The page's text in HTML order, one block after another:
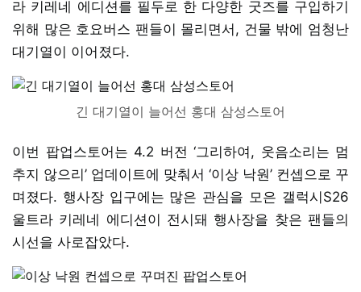
라 키레네 에디션를 필두로 한 다양한 굿즈를 구입하기
위해 많은 호요버스 팬들이 몰리면서, 건물 밖에 엄청난
대기열이 이어졌다.
긴 대기열이 늘어선 홍대 삼성스토어
이번 팝업스토어는 4.2 버전 ‘그리하여, 웃음소리는 멈
추지 않으리’ 업데이트에 맞춰서 ‘이상 낙원’ 컨셉으로 꾸
며졌다. 행사장 입구에는 많은 관심을 모은 갤럭시S26
울트라 키레네 에디션이 전시돼 행사장을 찾은 팬들의
시선을 사로잡았다.